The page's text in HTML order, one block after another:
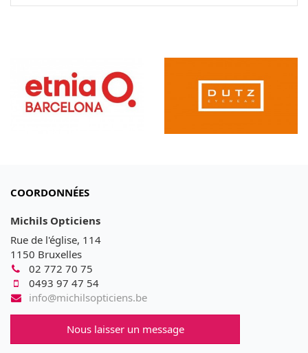
COORDONNÉES
Michils Opticiens
Rue de l'église, 114
1150 Bruxelles
02 772 70 75
0493 97 47 54
info@michilsopticiens.be
Nous laisser un message